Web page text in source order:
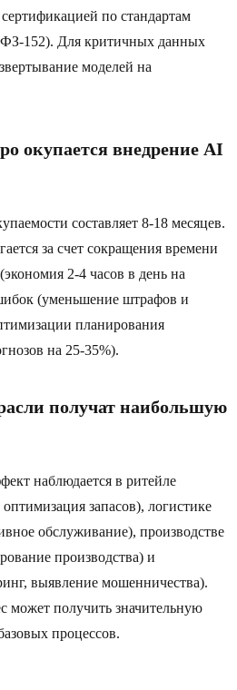
по стандартам
ФЗ-152). Для критичных данных
моделей на
окупается внедрение AI
составляет 8-18 месяцев.
за счет сокращения времени
2-4 часов в день на
(уменьшение штрафов и
планирования
на 25-35%).
получат наибольшую
наблюдается в ритейле
запасов), логистике
обслуживание), производстве
производства) и
выявление мошенничества).
может получить значительную
процессов.